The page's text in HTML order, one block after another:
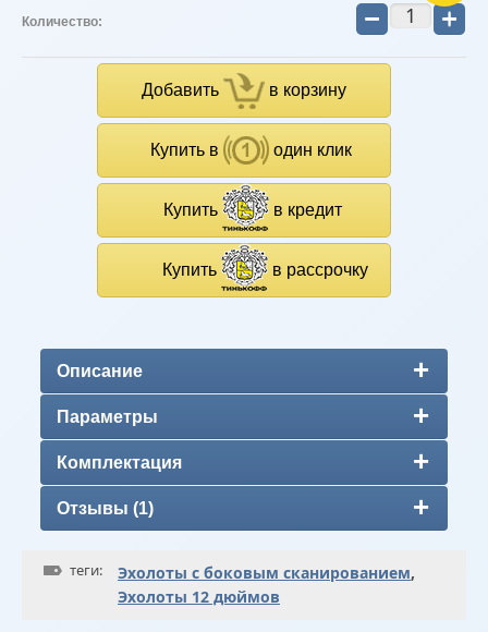
Количество: − +
Добавить в корзину
Купить в один клик
Купить в кредит
Купить в рассрочку
Описание
Параметры
Комплектация
Отзывы (1)
теги: Эхолоты с боковым сканированием,
Эхолоты 12 дюймов